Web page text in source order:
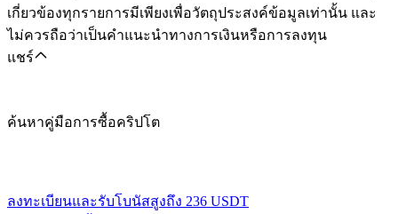
เกี่ยวข้องทุกรายการมีเพียงเพื่อวัตถุประสงค์ข้อมูลเท่านั้น และ
ไม่ควรถือว่าเป็นคำแนะนำทางการเงินหรือการลงทุน
แชร์
ค้นหาคู่มือการซื้อคริปโต
ลงทะเบียนและรับโบนัสสูงถึง 236 USDT